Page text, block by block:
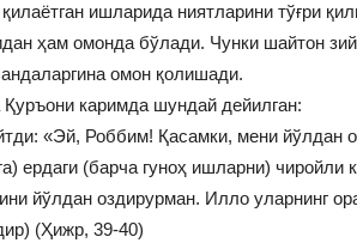
ишларида ниятларини тўғри
ҳам омонда бўлади. Чунки шайтон
омон қолишади.
Қуръони каримда шундай дейилган:
«Эй, Роббим! Қасамки, мени йўлдан
ердаги (барча гуноҳ ишларни) чиройли
йўлдан оздирурман. Илло уларнинг
(Ҳижр, 39-40)